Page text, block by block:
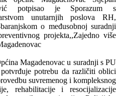
potpisao je Sporazum s
unutarnjih poslova RH,
o međusobnoj suradnji
projekta,,Zajedno više
Magadenovac u suradnji s PU
potrebu da različiti oblici
suvremenog i kompleksnog
rehabilitacije i resocijalizacije